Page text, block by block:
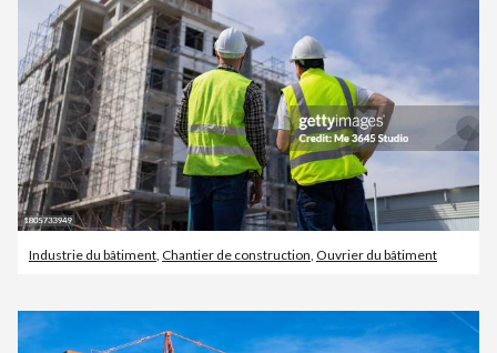
Industrie du bâtiment, Chantier de construction, Ouvrier du bâtiment